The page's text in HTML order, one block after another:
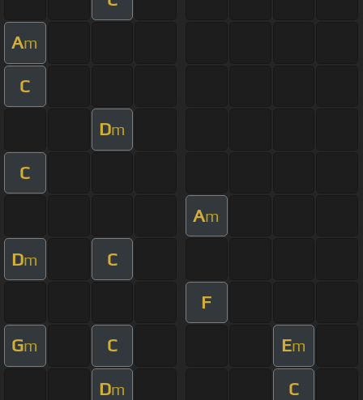
Am
C
Dm
C
Am
Dm C
F
Gm C Em
Dm C